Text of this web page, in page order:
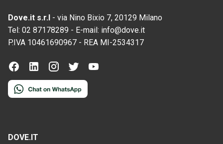
Dove.it s.r.l - via Nino Bixio 7, 20129 Milano
Tel: 02 87178289 - E-mail: info@dove.it
P.IVA 10461690967 - REA MI-2534317
DOVE.IT